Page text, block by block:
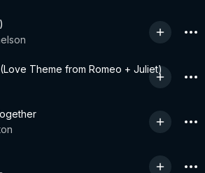
Theme from Romeo + Juliet)